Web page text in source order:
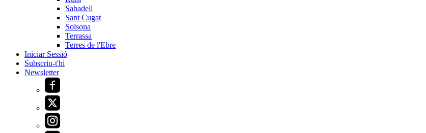
Sabadell
Sant Cugat
Solsona
Terrassa
Terres de l'Ebre
Iniciar Sessió
Subscriu-t'hi
Newsletter